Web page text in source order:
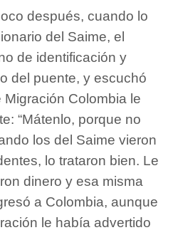
después, cuando lo
del Saime, el
de identificación y
del puente, y escuchó
Colombia le
“Mátenlo, porque no
los del Saime vieron
lo trataron bien. Le
dinero y esa misma
a Colombia, aunque
le había advertido